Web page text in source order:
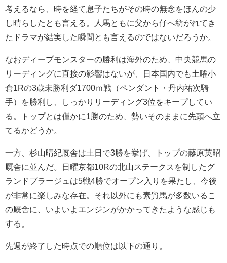
考えるなら、時を経て息子たちがその時の無念をほんの少
し晴らしたとも言える。人馬ともに父から仔へ紡がれてき
たドラマが結実した瞬間とも言えるのではないだろうか。
なおディープモンスターの勝利は海外のため、中央競馬の
リーディングに直接の影響はないが、日本国内でも土曜小
倉1Rの3歳未勝利ダ1700ｍ戦（ペンダント・丹内祐次騎
手）を勝利し、しっかりリーディング3位をキープしてい
る。トップとは僅かに1勝のため、勢いそのままに先頭へ立
てるかどうか。
一方、杉山晴紀厩舎は土日で3勝を挙げ、トップの藤原英昭
厩舎に並んだ。日曜京都10Rの北山ステークスを制したグ
ランドプラージュは5戦4勝でオープン入りを果たし、今後
が非常に楽しみな存在。それ以外にも素質馬が多数いるこ
の厩舎に、いよいよエンジンがかかってきたような感じも
する。
先週が終了した時点での順位は以下の通り。